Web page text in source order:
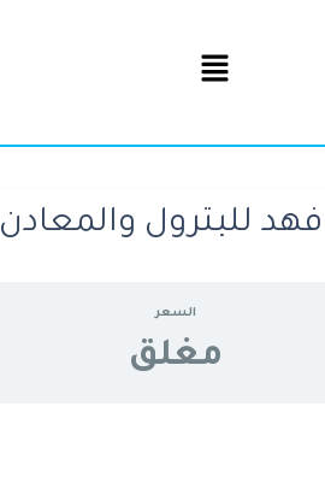
للبترول والمعادن
السعر
مغلق